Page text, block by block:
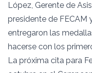
López, Gerente de
presidente de FECAM
entregaron las
hacerse con los
La próxima cita para